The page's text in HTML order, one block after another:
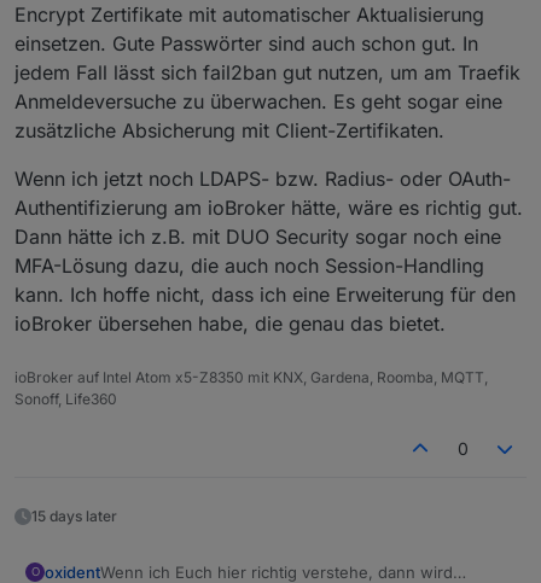
Encrypt Zertifikate mit automatischer Aktualisierung
einsetzen. Gute Passwörter sind auch schon gut. In
jedem Fall lässt sich fail2ban gut nutzen, um am Traefik
Anmeldeversuche zu überwachen. Es geht sogar eine
zusätzliche Absicherung mit Client-Zertifikaten.
Wenn ich jetzt noch LDAPS- bzw. Radius- oder OAuth-
Authentifizierung am ioBroker hätte, wäre es richtig gut.
Dann hätte ich z.B. mit DUO Security sogar noch eine
MFA-Lösung dazu, die auch noch Session-Handling
kann. Ich hoffe nicht, dass ich eine Erweiterung für den
ioBroker übersehen habe, die genau das bietet.
ioBroker auf Intel Atom x5-Z8350 mit KNX, Gardena, Roomba, MQTT,
Sonoff, Life360
0
15 days later
O oxidentWenn ich Euch hier richtig verstehe, dann wird